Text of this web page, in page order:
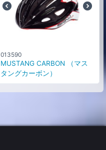
013590
MUSTANG CARBON （マス
タングカーボン）